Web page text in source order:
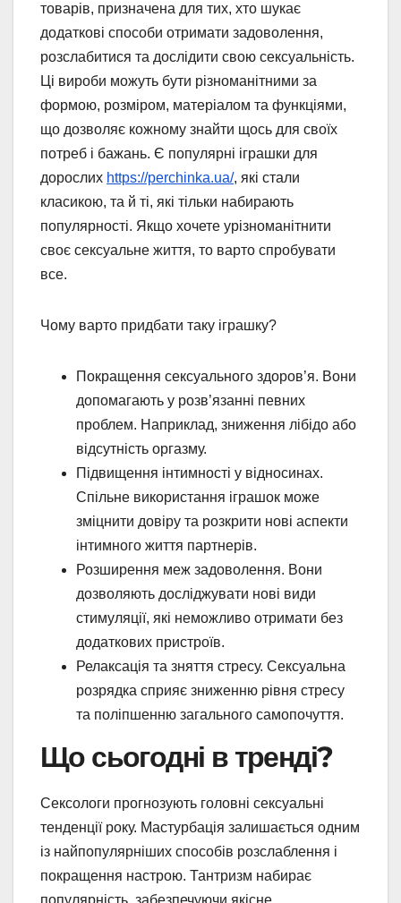
товарів, призначена для тих, хто шукає
додаткові способи отримати задоволення,
розслабитися та дослідити свою сексуальність.
Ці вироби можуть бути різноманітними за
формою, розміром, матеріалом та функціями,
що дозволяє кожному знайти щось для своїх
потреб і бажань. Є популярні іграшки для
дорослих https://perchinka.ua/, які стали
класикою, та й ті, які тільки набирають
популярності. Якщо хочете урізноманітнити
своє сексуальне життя, то варто спробувати
все.
Чому варто придбати таку іграшку?
Покращення сексуального здоров’я. Вони
допомагають у розв’язанні певних
проблем. Наприклад, зниження лібідо або
відсутність оргазму.
Підвищення інтимності у відносинах.
Спільне використання іграшок може
зміцнити довіру та розкрити нові аспекти
інтимного життя партнерів.
Розширення меж задоволення. Вони
дозволяють досліджувати нові види
стимуляції, які неможливо отримати без
додаткових пристроїв.
Релаксація та зняття стресу. Сексуальна
розрядка сприяє зниженню рівня стресу
та поліпшенню загального самопочуття.
Що сьогодні в тренді?
Сексологи прогнозують головні сексуальні
тенденції року. Мастурбація залишається одним
із найпопулярніших способів розслаблення і
покращення настрою. Тантризм набирає
популярність, забезпечуючи якісне